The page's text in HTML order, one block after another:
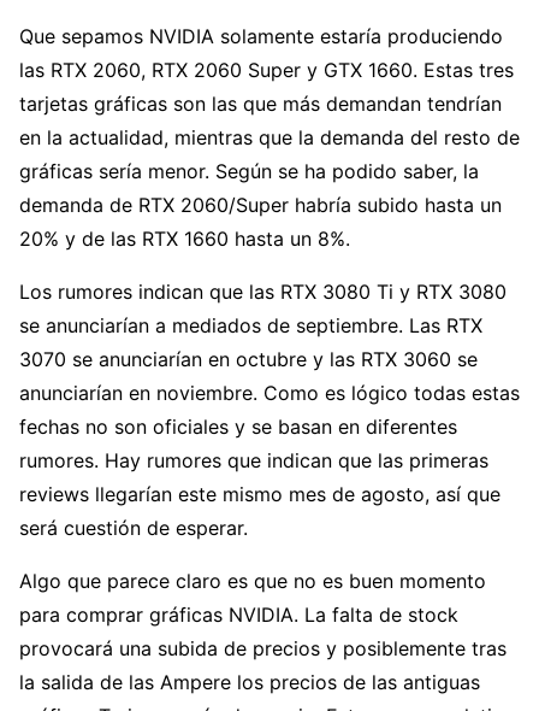
Que sepamos NVIDIA solamente estaría produciendo
las RTX 2060, RTX 2060 Super y GTX 1660. Estas tres
tarjetas gráficas son las que más demandan tendrían
en la actualidad, mientras que la demanda del resto de
gráficas sería menor. Según se ha podido saber, la
demanda de RTX 2060/Super habría subido hasta un
20% y de las RTX 1660 hasta un 8%.
Los rumores indican que las RTX 3080 Ti y RTX 3080
se anunciarían a mediados de septiembre. Las RTX
3070 se anunciarían en octubre y las RTX 3060 se
anunciarían en noviembre. Como es lógico todas estas
fechas no son oficiales y se basan en diferentes
rumores. Hay rumores que indican que las primeras
reviews llegarían este mismo mes de agosto, así que
será cuestión de esperar.
Algo que parece claro es que no es buen momento
para comprar gráficas NVIDIA. La falta de stock
provocará una subida de precios y posiblemente tras
la salida de las Ampere los precios de las antiguas